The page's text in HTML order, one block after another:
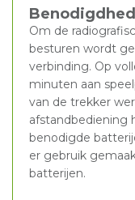
Om de
besturen wordt
verbinding. Op
minuten aan
van de trekker
afstandbediening
benodigde
er gebruik
batterijen.